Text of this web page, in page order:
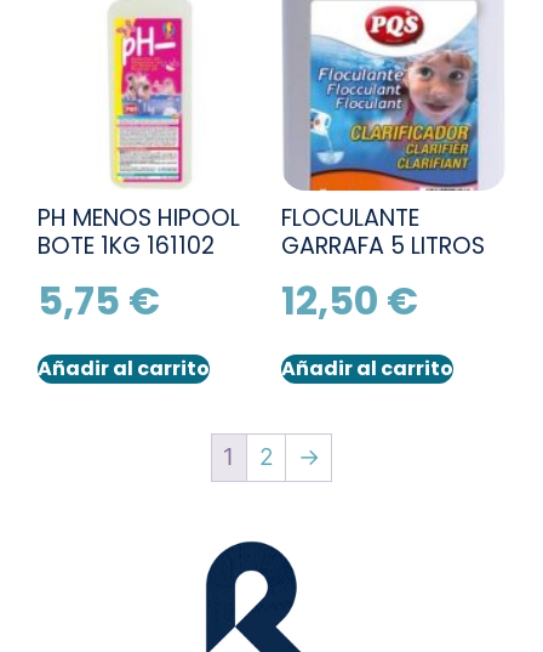
PH MENOS HIPOOL
BOTE 1KG 161102
5,75 €
Añadir al carrito
FLOCULANTE
GARRAFA 5 LITROS
12,50 €
Añadir al carrito
1 2 →